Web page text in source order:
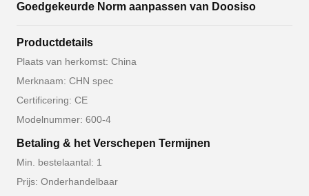
Goedgekeurde Norm aanpassen van Doosiso
Productdetails
Plaats van herkomst: China
Merknaam: CHN spec
Certificering: CE
Modelnummer: 600-4
Betaling & het Verschepen Termijnen
Min. bestelaantal: 1
Prijs: Onderhandelbaar